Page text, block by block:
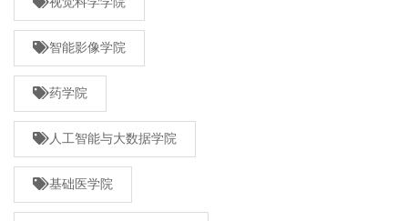
智能影像学院
药学院
人工智能与大数据学院
基础医学院